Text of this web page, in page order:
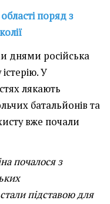
поряд з
днями російська
У
лякають
батальйонів та
вже почали
почалося з
підставою для